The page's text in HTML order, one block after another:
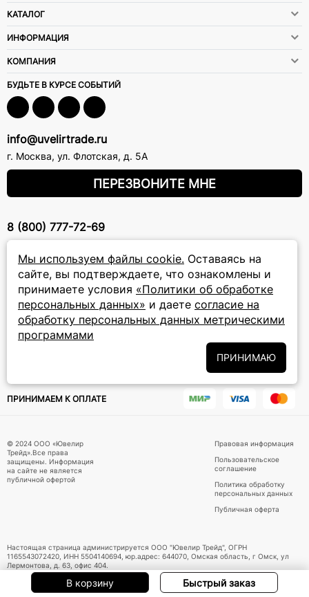
В корзину Быстрый заказ
Мы используем файлы cookie. Оставаясь на
сайте, вы подтверждаете, что ознакомлены и
принимаете условия «Политики об обработке
персональных данных» и даете согласие на
обработку персональных данных метрическими
программами
ПРИНИМАЮ
КАТАЛОГ
ИНФОРМАЦИЯ
КОМПАНИЯ
БУДЬТЕ В КУРСЕ СОБЫТИЙ
info@uvelirtrade.ru
г. Москва, ул. Флотская, д. 5А
ПЕРЕЗВОНИТЕ МНЕ
8 (800) 777-72-69
прием звонков: круглосуточно
ПОДПИСКА НА РАССЫЛКУ
Подписаться на новости
Подписываясь на рассылку, вы соглашаетесь с условиями
и даёте своё согласие на их
ПРИНИМАЕМ К ОПЛАТЕ
© 2024 ООО «Ювелир
Трейд».Все права
защищены. Информация
на сайте не является
публичной офертой
Правовая информация
Пользовательское
соглашение
Политика обработку
персональных данных
Публичная оферта
Настоящая страница администрируется ООО "Ювелир Трейд", ОГРН
1165543072420, ИНН 5504140694, юр.адрес: 644070, Омская область, г Омск, ул
Лермонтова, д. 63, офис 404.